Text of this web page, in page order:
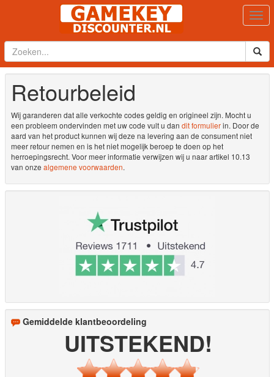
Retourbeleid
Wij garanderen dat alle verkochte codes geldig en origineel zijn. Mocht u
een probleem ondervinden met uw code vult u dan dit formulierin. Door de
aard van het product kunnen wij deze na levering aan de consument niet
meer retour nemen en is het niet mogelijk beroep te doen op het
herroepingsrecht. Voor meer informatie verwijzen wij u naar artikel 10.13
van onze algemene voorwaarden.
Gemiddelde klantbeoordeling
UITSTEKEND!